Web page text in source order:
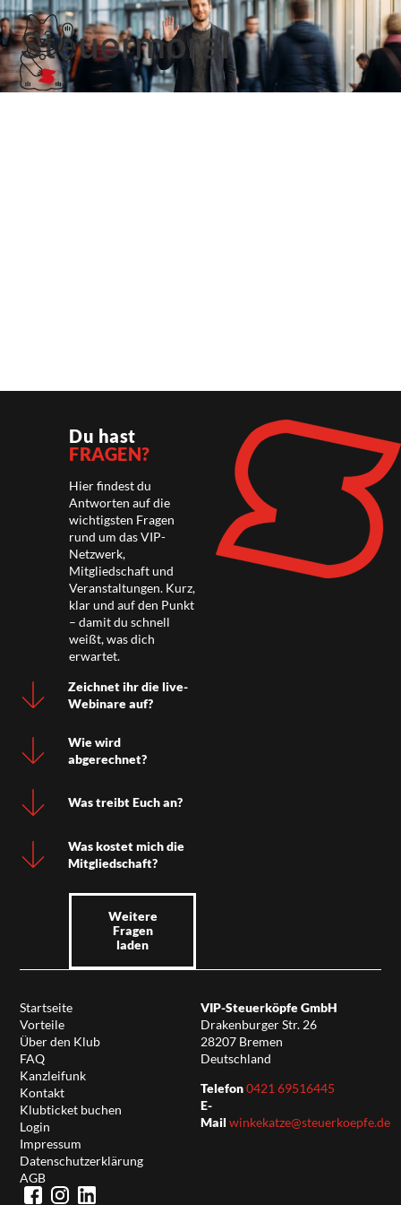
Steuermoral
Du hast
FRAGEN?
Hier findest du
Antworten auf die
wichtigsten Fragen
rund um das VIP-
Netzwerk,
Mitgliedschaft und
Veranstaltungen. Kurz,
klar und auf den Punkt
– damit du schnell
weißt, was dich
erwartet.
Zeichnet ihr die live-
Webinare auf?
Wie wird
abgerechnet?
Was treibt Euch an?
Was kostet mich die
Mitgliedschaft?
Weitere
Fragen
laden
Startseite
Vorteile
Über den Klub
FAQ
Kanzleifunk
Kontakt
Klubticket buchen
Login
Impressum
Datenschutzerklärung
AGB
VIP-Steuerköpfe GmbH
Drakenburger Str. 26
28207 Bremen
Deutschland
Telefon0421 69516445
E-
Mail winkekatze@steuerkoepfe.de